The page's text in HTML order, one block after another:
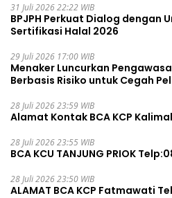
31 Juli 2026 22:22 WIB
BPJPH Perkuat Dialog dengan
Sertifikasi Halal 2026
29 Juli 2026 17:00 WIB
Menaker Luncurkan
Berbasis Risiko untuk Cegah
28 Juli 2026 23:59 WIB
Alamat Kontak BCA KCP
28 Juli 2026 23:55 WIB
BCA KCU TANJUNG PRIOK
28 Juli 2026 23:50 WIB
ALAMAT BCA KCP Fatmawati